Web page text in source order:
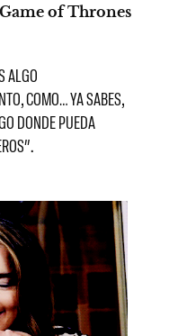
Game of Thrones
ALGO
COMO… YA SABES,
DONDE PUEDA